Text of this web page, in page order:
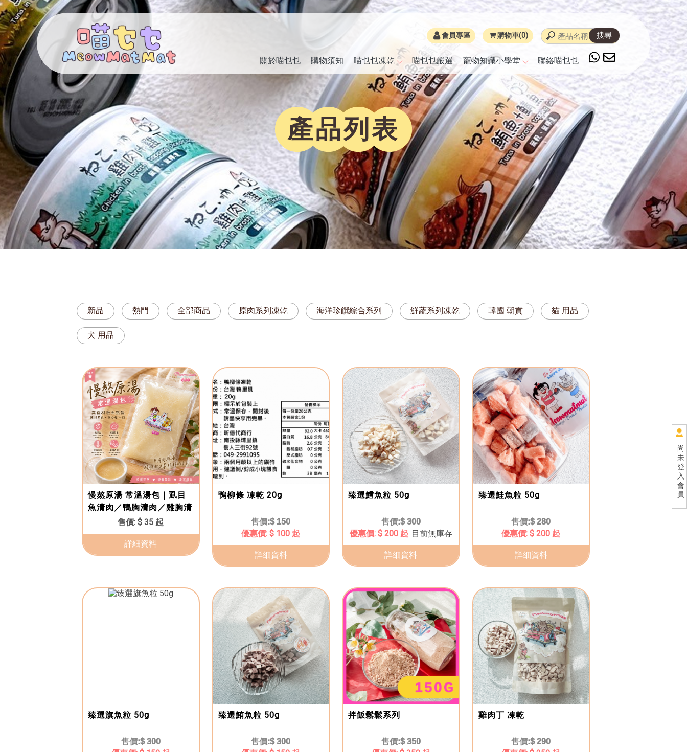
尚
未
登
入
會
員
關於喵乜乜 購物須知 喵乜乜凍乾 喵乜乜嚴選 寵物知識小學堂 聯絡喵乜乜
會員專區 購物車(0)
產品列表
新品 熱門 全部商品 原肉系列凍乾 海洋珍饌綜合系列 鮮蔬系列凍乾 韓國 朝貢 貓 用品
犬 用品
慢熬原湯 常溫湯包｜虱目
魚清肉／鴨胸清肉／雞胸清
肉｜貓咪高湯 狗狗高湯 天
然無添加
$ 35 起
詳細資料
鴨柳條 凍乾 20g
$ 150
$ 100 起
詳細資料
臻選鱈魚粒 50g
$ 300
$ 200 起 目前無庫存
詳細資料
臻選鮭魚粒 50g
$ 280
$ 200 起
詳細資料
臻選旗魚粒 50g
$ 300
臻選鮪魚粒 50g
$ 300
拌飯鬆鬆系列
$ 350
雞肉丁 凍乾
$ 290